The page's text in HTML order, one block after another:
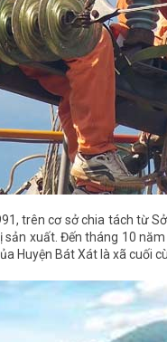
trên cơ sở chia tách từ
xuất. Đến tháng 10
Huyện Bát Xát là xã cuối